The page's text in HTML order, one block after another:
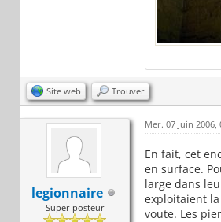
Site web Trouver
legionnaire
Super posteur
Mer. 07 Juin 2006,
En fait, cet
en surface.
large dans
exploitaient
voute. Les